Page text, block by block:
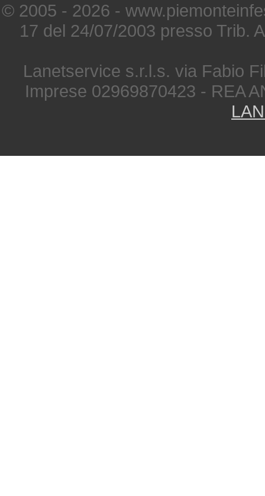
© 2005 - 2026 -
17 del 24/07/2003 presso Trib.
Lanetservice s.r.l.s. via Fabio
Imprese 02969870423 - REA